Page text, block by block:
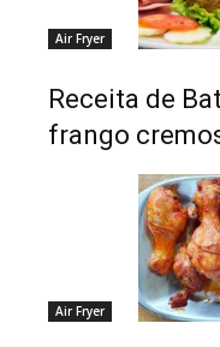
Air Fryer
Receita de
frango
Air Fryer